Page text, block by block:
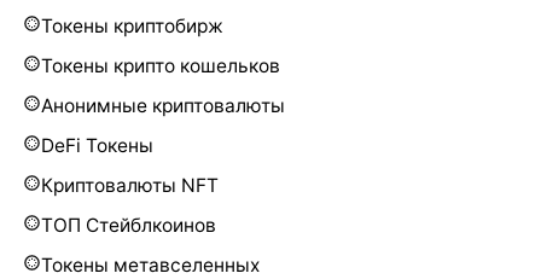
Токены криптобирж
Токены крипто кошельков
Анонимные криптовалюты
DeFi Токены
Криптовалюты NFT
ТОП Стейблкоинов
Токены метавселенных